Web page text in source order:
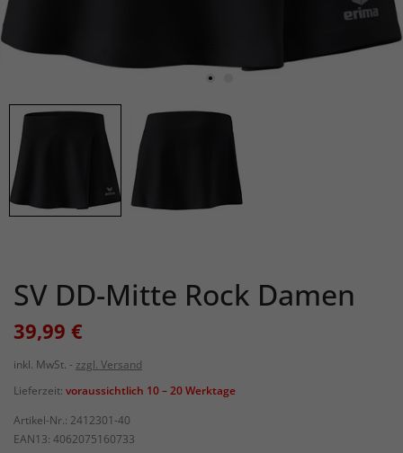
SV DD-Mitte Rock Damen
39,99 €
inkl. MwSt.
zzgl. Versand
Lieferzeit: voraussichtlich 10 – 20 Werktage
Artikel-Nr.: 2412301-40
EAN13: 4062075160733